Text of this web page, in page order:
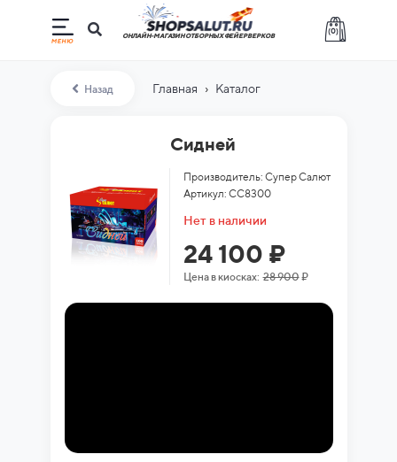
(0)
ОНЛАЙН-МАГАЗИН ОТБОРНЫХ ФЕЙЕРВЕРКОВ
Назад Главная › Каталог
Сидней
Производитель: Супер Салют
Артикул: СС8300
Нет в наличии
24 100 ₽
Цена в киосках:28 900₽